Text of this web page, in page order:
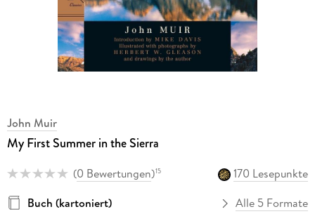
John Muir
My First Summer in the Sierra
(0 Bewertungen)15
170 Lesepunkte
Buch (kartoniert)
Alle 5 Formate